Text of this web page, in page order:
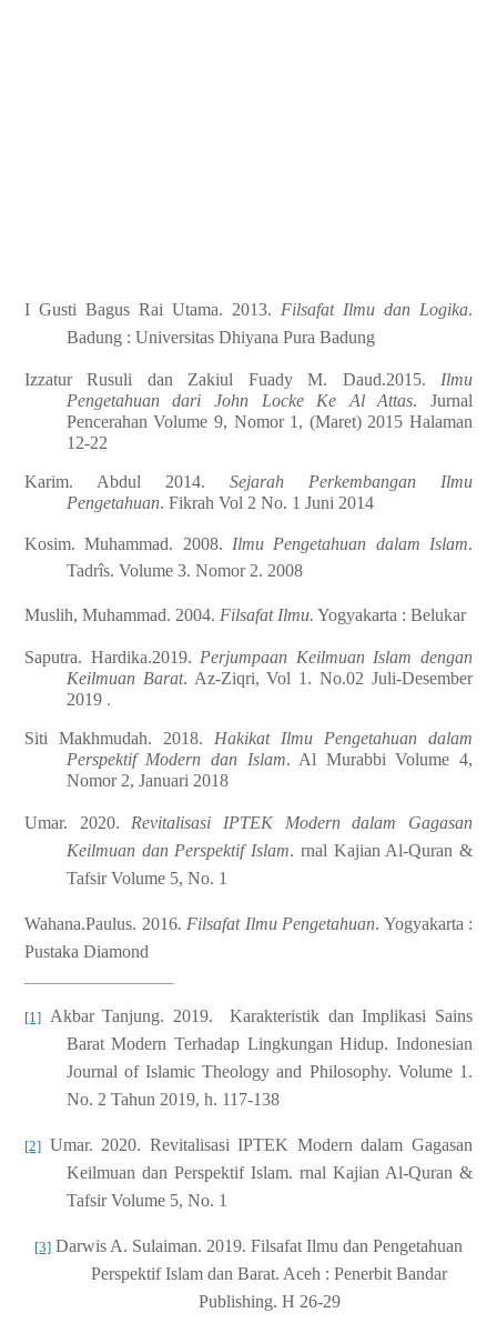
I Gusti Bagus Rai Utama. 2013. Filsafat Ilmu dan Logika.
Badung : Universitas Dhiyana Pura Badung
Izzatur Rusuli dan Zakiul Fuady M. Daud.2015. Ilmu
Pengetahuan dari John Locke Ke Al Attas. Jurnal
Pencerahan Volume 9, Nomor 1, (Maret) 2015 Halaman
12-22
Karim. Abdul 2014. Sejarah Perkembangan Ilmu
Pengetahuan. Fikrah Vol 2 No. 1 Juni 2014
Kosim. Muhammad. 2008. Ilmu Pengetahuan dalam Islam.
Tadrîs. Volume 3. Nomor 2. 2008
Muslih, Muhammad. 2004. Filsafat Ilmu. Yogyakarta : Belukar
Saputra. Hardika.2019. Perjumpaan Keilmuan Islam dengan
Keilmuan Barat. Az-Ziqri, Vol 1. No.02 Juli-Desember
2019.
Siti Makhmudah. 2018. Hakikat Ilmu Pengetahuan dalam
Perspektif Modern dan Islam. Al Murabbi Volume 4,
Nomor 2, Januari 2018
Umar. 2020. Revitalisasi IPTEK Modern dalam Gagasan
Keilmuan dan Perspektif Islam. rnal Kajian Al-Quran &
Tafsir Volume 5, No. 1
Wahana.Paulus. 2016. Filsafat Ilmu Pengetahuan. Yogyakarta :
Pustaka Diamond
[1] Akbar Tanjung. 2019.Karakteristik dan Implikasi Sains
Barat Modern Terhadap Lingkungan Hidup. Indonesian
Journal of Islamic Theology and Philosophy. Volume 1.
No. 2 Tahun 2019, h. 117-138
[2] Umar. 2020. Revitalisasi IPTEK Modern dalam Gagasan
Keilmuan dan Perspektif Islam. rnal Kajian Al-Quran &
Tafsir Volume 5, No. 1
[3] Darwis A. Sulaiman. 2019. Filsafat Ilmu dan Pengetahuan
Perspektif Islam dan Barat. Aceh :Penerbit Bandar
Publishing. H 26-29